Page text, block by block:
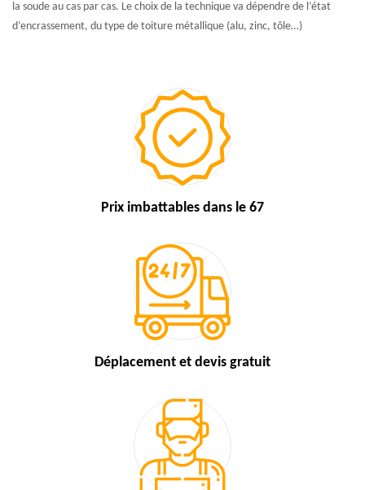
la soude au cas par cas. Le choix de la technique va dépendre de l’état
d’encrassement, du type de toiture métallique (alu, zinc, tôle…)
Prix imbattables dans le 67
Déplacement et devis gratuit